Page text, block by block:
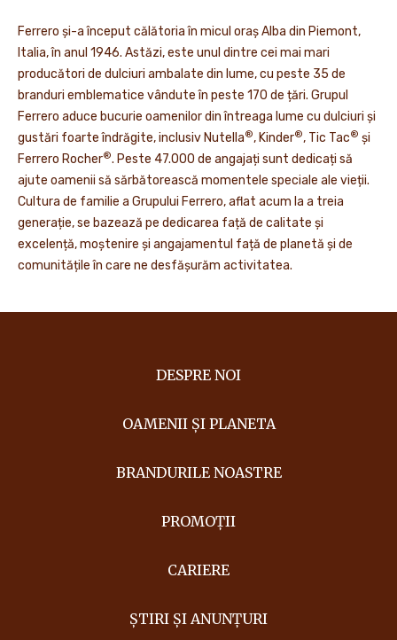
Ferrero și-a început călătoria în micul oraș Alba din Piemont,
Italia, în anul 1946. Astăzi, este unul dintre cei mai mari
producători de dulciuri ambalate din lume, cu peste 35 de
branduri emblematice vândute în peste 170 de țări. Grupul
Ferrero aduce bucurie oamenilor din întreaga lume cu dulciuri și
gustări foarte îndrăgite, inclusiv Nutella®, Kinder®, Tic Tac® și
Ferrero Rocher®. Peste 47.000 de angajați sunt dedicați să
ajute oamenii să sărbătorească momentele speciale ale vieții.
Cultura de familie a Grupului Ferrero, aflat acum la a treia
generație, se bazează pe dedicarea față de calitate și
excelență, moștenire și angajamentul față de planetă și de
comunitățile în care ne desfășurăm activitatea.
DESPRE NOI
OAMENII ȘI PLANETA
BRANDURILE NOASTRE
PROMOȚII
CARIERE
ȘTIRI ȘI ANUNȚURI